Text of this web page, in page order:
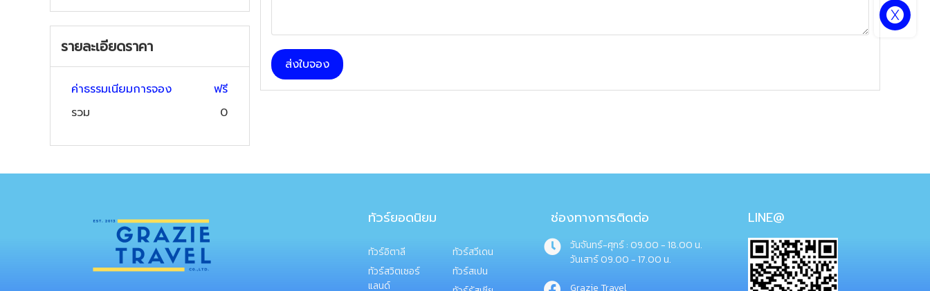
รายละเอียดราคา
ค่าธรรมเนียมการจอง
ฟรี
รวม
0
ส่งใบจอง
ทัวร์ยอดนิยม
ทัวร์อิตาลี
ทัวร์สวิตเซอร์
แลนด์
ทัวร์สวีเดน
ทัวร์สเปน
ช่องทางการติดต่อ
วันจันทร์-ศุกร์ : 09.00 - 18.00 น.
วันเสาร์ 09.00 - 17.00 น.
Grazie Travel
LINE@